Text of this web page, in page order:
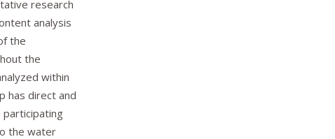
research
analysis
the
the
within
has direct and
the water